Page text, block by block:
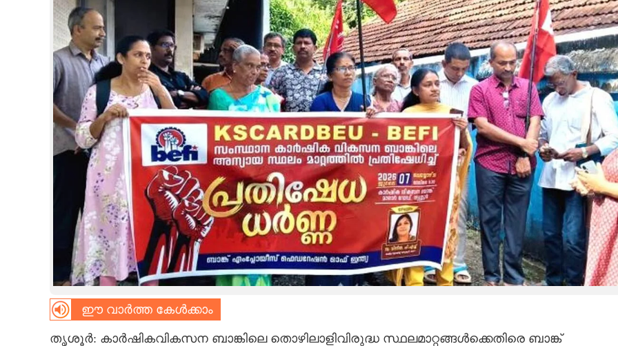
LIFESTYLE
SPIRITUAL
CARTOONS ഈ വാർത്ത കേൾക്കാം
തൃശൂർ: കാർഷികവികസന ബാങ്കിലെ തൊഴിലാളിവിരുദ്ധ സ്ഥലമാറ്റങ്ങൾക്കെതിരെ ബാങ്ക്